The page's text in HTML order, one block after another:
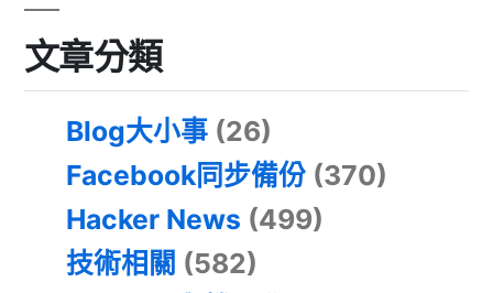
文章分類
Blog大小事 (26)
Facebook同步備份 (370)
Hacker News (499)
技術相關 (582)